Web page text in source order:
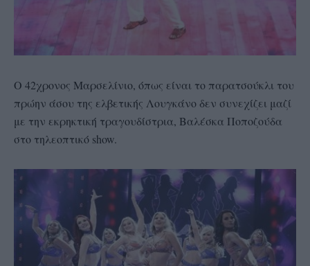
Ο 42χρονος Μαρσελίνιο, όπως είναι το παρατσούκλι του
πρώην άσου της ελβετικής Λουγκάνο δεν συνεχίζει μαζί
με την εκρηκτική τραγουδίστρια, Βαλέσκα Ποποζούδα
στο τηλεοπτικό show.